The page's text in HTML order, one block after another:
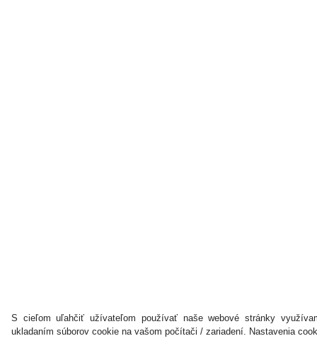
S cieľom uľahčiť užívateľom používať naše webové stránky
ukladaním súborov cookie na vašom počítači / zariadení. Nastavenia